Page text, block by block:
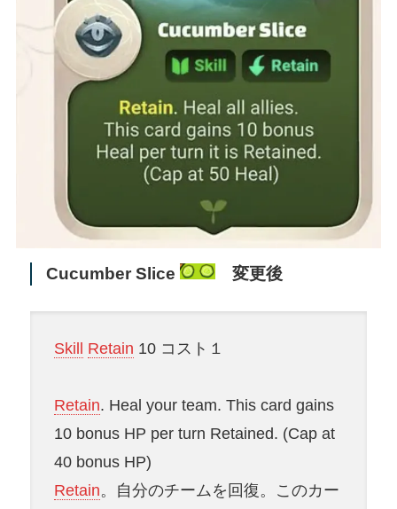
Cucumber Slice 変更後
Skill Retain 10 コスト１
Retain. Heal your team. This card gains
10 bonus HP per turn Retained. (Cap at
40 bonus HP)
Retain。自分のチームを回復。このカー